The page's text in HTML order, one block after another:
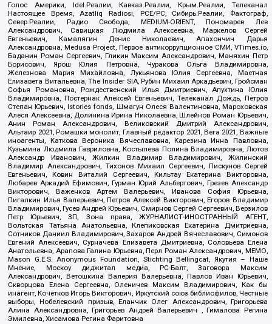
Голос Америки, Idel.Реалии, Кавказ.Реалии, Крым.Реалии, Телеканал
Настоящее Время, Azatliq Radiosi, PCE/PC, Сибирь.Реалии, Фактограф,
Север.Реалии, Радио Свобода, MEDIUM-ORIENT, Пономарев Лев
Александрович, Савицкая Людмила Алексеевна, Маркелов Сергей
Евгеньевич, Камалягин Денис Николаевич, Апахончич Дарья
Александровна, Medusa Project, Первое антикоррупционное СМИ, VTimes.io,
Баданин Роман Сергеевич, Гликин Максим Александрович, Маняхин Петр
Борисович, Ярош Юлия Петровна, Чуракова Ольга Владимировна,
Железнова Мария Михайловна, Лукьянова Юлия Сергеевна, Маетная
Елизавета Витальевна, The Insider SIA, Рубин Михаил Аркадьевич, Гройсман
Софья Романовна, Рождественский Илья Дмитриевич, Апухтина Юлия
Владимировна, Постернак Алексей Евгеньевич, Телеканал Дождь, Петров
Степан Юрьевич, Istories fonds, Шмагун Олеся Валентиновна, Мароховская
Алеся Алексеевна, Долинина Ирина Николаевна, Шлейнов Роман Юрьевич,
Анин Роман Александрович, Великовский Дмитрий Александрович,
Альтаир 2021, Ромашки монолит, Главный редактор 2021, Вега 2021, Важные
иноагенты, Каткова Вероника Вячеславовна, Карезина Инна Павловна,
Кузьмина Людмила Гавриловна, Костылева Полина Владимировна, Лютов
Александр Иванович, Жилкин Владимир Владимирович, Жилинский
Владимир Александрович, Тихонов Михаил Сергеевич, Пискунов Сергей
Евгеньевич, Ковин Виталий Сергеевич, Кильтау Екатерина Викторовна,
Любарев Аркадий Ефимович, Гурман Юрий Альбертович, Грезев Александр
Викторович, Важенков Артем Валерьевич, Иванова София Юрьевна,
Пигалкин Илья Валерьевич, Петров Алексей Викторович, Егоров Владимир
Владимирович, Гусев Андрей Юрьевич, Смирнов Сергей Сергеевич, Верзилов
Петр Юрьевич, ЗП, Зона права, ЖУРНАЛИСТ-ИНОСТРАННЫЙ АГЕНТ,
Вольтская Татьяна Анатольевна, Клепиковская Екатерина Дмитриевна,
Сотников Даниил Владимирович, Захаров Андрей Вячеславович, Симонов
Евгений Алексеевич, Сурначева Елизавета Дмитриевна, Соловьева Елена
Анатольевна, Арапова Галина Юрьевна, Перл Роман Александрович, МЕМО,
Mason G.E.S. Anonymous Foundation, Stichting Bellingcat, Якутия – Наше
Мнение, Москоу диджитал медиа, РС-Балт, Заговора Максим
Александрович, Ветошкина Валерия Валерьевна, Павлов Иван Юрьевич,
Скворцова Елена Сергеевна, Оленичев Максим Владимирович, Как бы
инагент, Кочетков Игорь Викторович, Иркутский союз библиофилов, Честные
выборы, Нобелевский призыв, Еланчик Олег Александрович, Григорьева
Алина Александровна, Григорьев Андрей Валерьевич , Гималова Регина
Эмилевна, Хисамова Регина Фаритовна